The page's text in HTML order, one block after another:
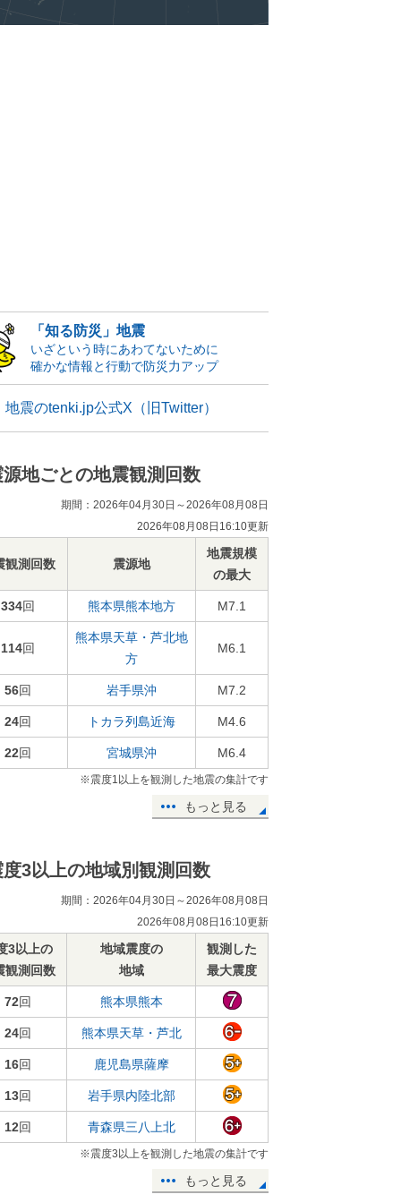
「知る防災」地震
いざという時にあわてないために
確かな情報と行動で防災力アップ
地震のtenki.jp公式X（旧Twitter）
源地ごとの地震観測回数
期間：2026年04月30日～2026年08月08日
2026年08月08日16:10更新
観測回数 震源地
地震規模
の最大
334回 熊本県熊本地方 M7.1
114回
熊本県天草・芦北地
方
M6.1
56回 岩手県沖 M7.2
24回 トカラ列島近海 M4.6
22回 宮城県沖 M6.4
※震度1以上を観測した地震の集計です
もっと見る
度3以上の地域別観測回数
期間：2026年04月30日～2026年08月08日
2026年08月08日16:10更新
3以上の
観測回数
地域震度の
地域
観測した
最大震度
72回 熊本県熊本
24回 熊本県天草・芦北
16回 鹿児島県薩摩
13回 岩手県内陸北部
12回 青森県三八上北
※震度3以上を観測した地震の集計です
もっと見る